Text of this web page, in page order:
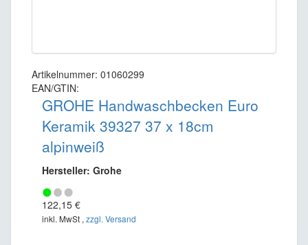
Artikelnummer: 01060299
EAN/GTIN:
GROHE Handwaschbecken Euro
Keramik 39327 37 x 18cm
alpinweiß
Hersteller: Grohe
122,15 €
inkl. MwSt , zzgl. Versand